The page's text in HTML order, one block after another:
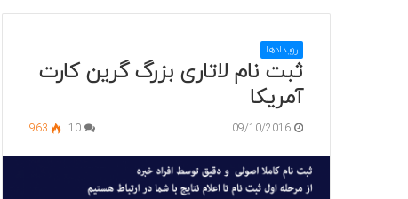
رویدادها
ثبت نام لاتاری بزرگ گرین کارت
آمریکا
09/10/2016
10
963